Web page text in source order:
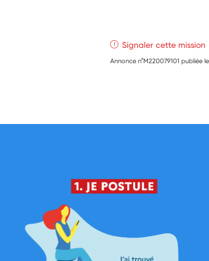
Signaler cette mission
Annonce n°M220079101 publiée